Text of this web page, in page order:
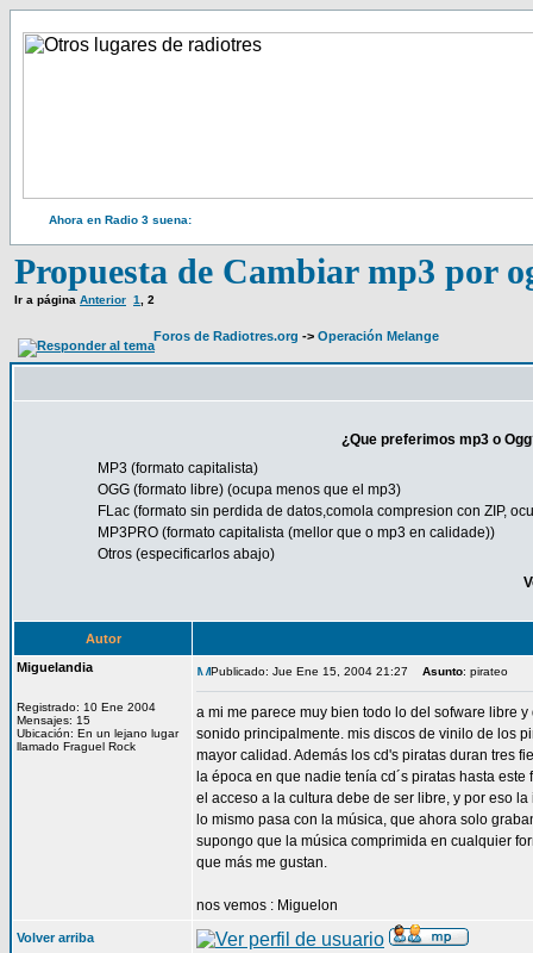
Ahora en Radio 3 suena:
Propuesta de Cambiar mp3 por
Ir a página Anterior 1 2
Foros de Radiotres.org -> Operación Melange
¿Que preferimos mp3 o
MP3 (formato capitalista)
OGG (formato libre) (ocupa menos que el mp3)
FLac (formato sin perdida de datos,comola compresion con ZIP,
MP3PRO (formato capitalista (mellor que o mp3 en calidade))
Otros (especificarlos abajo)
Autor
Miguelandia
Registrado: 10 Ene 2004
Mensajes: 15
Ubicación: En un lejano lugar
llamado Fraguel Rock
Publicado: Jue Ene 15, 2004 21:27 Asunto: pirateo
a mi me parece muy bien todo lo del sofware libre
sonido principalmente. mis discos de vinilo de los
mayor calidad. Además los cd's piratas duran tres
la época en que nadie tenía cd´s piratas hasta
el acceso a la cultura debe de ser libre, y por eso
lo mismo pasa con la música, que ahora solo
supongo que la música comprimida en cualquier
que más me gustan.
nos vemos : Miguelon
Volver arriba